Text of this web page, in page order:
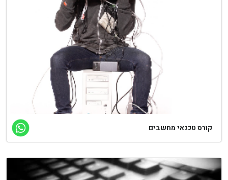
קורס טכנאי מחשבים